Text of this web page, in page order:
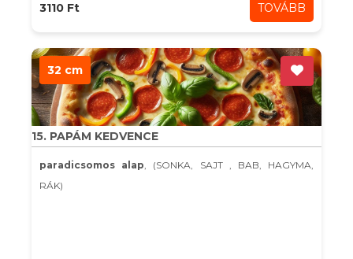
3110 Ft TOVÁBB
32 cm
15. PAPÁM KEDVENCE
paradicsomos alap, (SONKA, SAJT , BAB, HAGYMA,
RÁK)